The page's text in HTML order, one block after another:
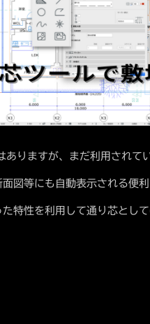
りますが、まだ利用されて
図等にも自動表示される便利
特性を利用して通り芯とし